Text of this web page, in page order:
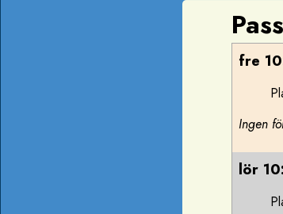
Pass
fre
Ingen
lör